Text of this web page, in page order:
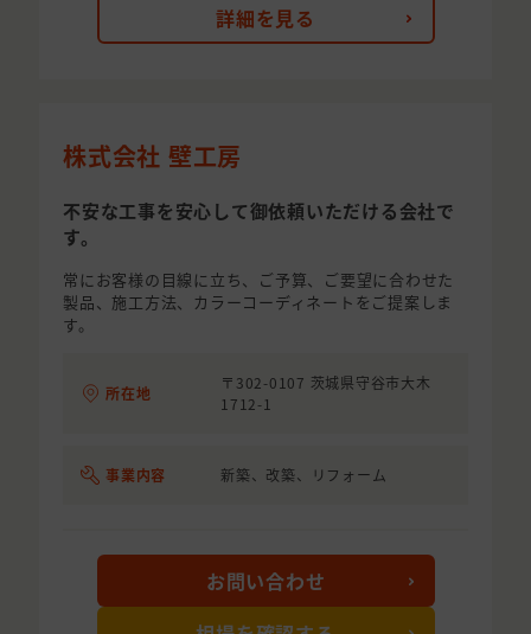
詳細を見る
株式会社 壁工房
不安な工事を安心して御依頼いただける会社で
す。
常にお客様の目線に立ち、ご予算、ご要望に合わせた
製品、施工方法、カラーコーディネートをご提案しま
す。
所在地
〒302-0107 茨城県守谷市大木
1712-1
事業内容 新築、改築、リフォーム
お問い合わせ